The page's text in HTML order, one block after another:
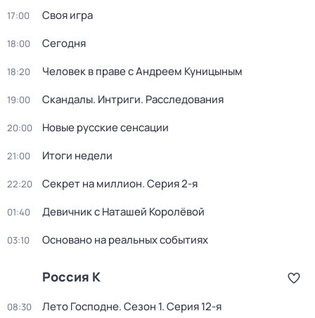
17:00 Своя игра
18:00 Сегодня
18:20 Человек в праве с Андреем Куницыным
19:00 Скандалы. Интриги. Расследования
20:00 Новые русские сенсации
21:00 Итоги недели
22:20 Секрет на миллион. Серия 2-я
01:40 Девичник с Наташей Королёвой
03:10 Основано на реальных событиях
Россия К
08:30 Лето Господне. Сезон 1. Серия 12-я